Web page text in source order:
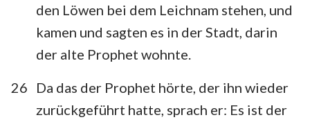
den Löwen bei dem Leichnam stehen, und
kamen und sagten es in der Stadt, darin
der alte Prophet wohnte.
26
Da das der Prophet hörte, der ihn wieder
zurückgeführt hatte, sprach er: Es ist der